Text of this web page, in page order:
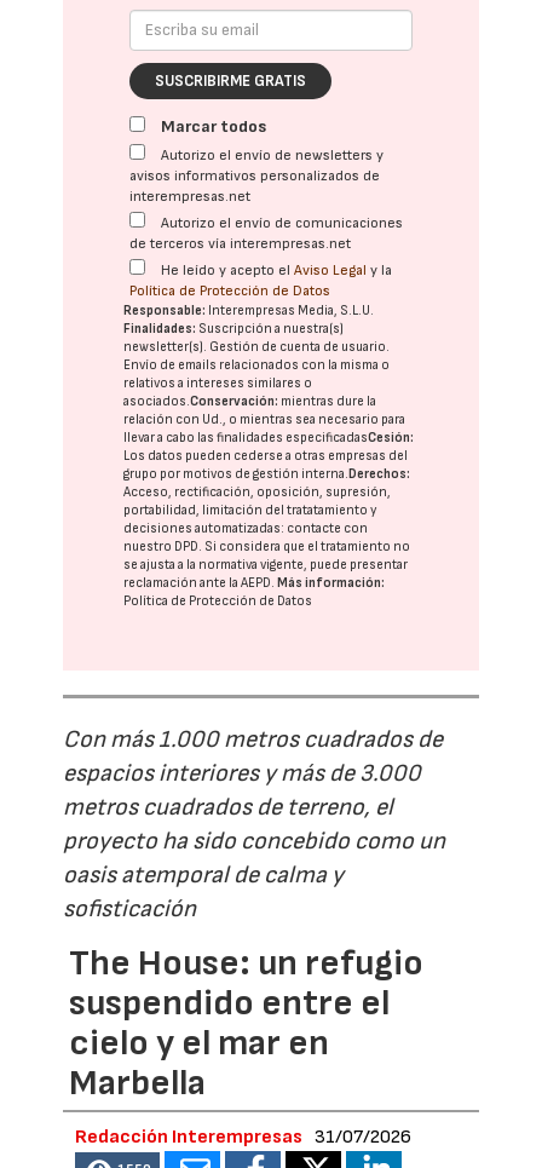
SUSCRIBIRME GRATIS
Marcar todos
Autorizo el envío de newsletters y
avisos informativos personalizados de
interempresas.net
Autorizo el envío de comunicaciones
de terceros vía interempresas.net
He leído y acepto elAviso Legal y la
Política de Protección de Datos
Responsable: Interempresas Media, S.L.U.
Finalidades: Suscripción a nuestra(s)
newsletter(s). Gestión de cuenta de usuario.
Envío de emails relacionados con la misma o
relativos a intereses similares o
asociados.Conservación: mientras dure la
relación con Ud., o mientras sea necesario para
llevar a cabo las finalidades especificadasCesión:
Los datos pueden cederse a otras empresas del
grupo por motivos de gestión interna.Derechos:
Acceso, rectificación, oposición, supresión,
portabilidad, limitación del tratatamiento y
decisiones automatizadas: contacte con
nuestro DPD . Si considera que el tratamiento no
se ajusta a la normativa vigente, puede presentar
reclamación ante laAEPD .Más información:
Política de Protección de Datos
Con más 1.000 metros cuadrados de
espacios interiores y más de 3.000
metros cuadrados de terreno, el
proyecto ha sido concebido como un
oasis atemporal de calma y
sofisticación
The House: un refugio
suspendido entre el
cielo y el mar en
Marbella
Redacción Interempresas 31/07/2026